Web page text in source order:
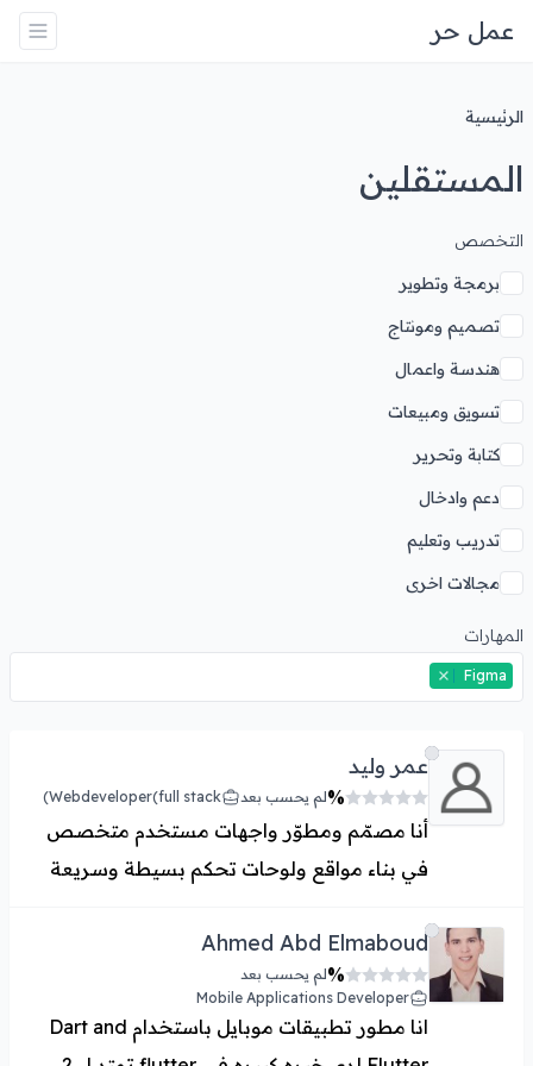
عمل حر
الرئيسية
المستقلين
التخصص
برمجة وتطوير
تصميم ومونتاج
هندسة واعمال
تسويق ومبيعات
كتابة وتحرير
دعم وادخال
تدريب وتعليم
مجالات اخرى
المهارات
Figma
عمر وليد
%لم يحسب بعد Webdeveloper(full stack)
أنا مصمّم ومطوّر واجهات مستخدم متخصص
في بناء مواقع ولوحات تحكم بسيطة وسريعة
الخدمية مثل الشحن، الحجوزات، وإدارة
الطلبات، أركز دائمًا على تقديم تجربة استخدام
واضحة وسهلة بدون تعقيد. أعمل على تصميم
مواقع احترافية، ربط الواجهات بالأنظمة
Ahmed Abd Elmaboud
%لم يحسب بعد
Mobile Applications Developer
انا مطور تطبيقات موبايل باستخدام Dart and